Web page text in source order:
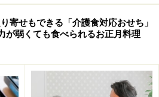
るはず。
たが
よく読み直してみましょう。交通
ば、はっきり断って。契約して
寄せもできる「介護食対応おせち」
が弱くても食べられるお正月料理